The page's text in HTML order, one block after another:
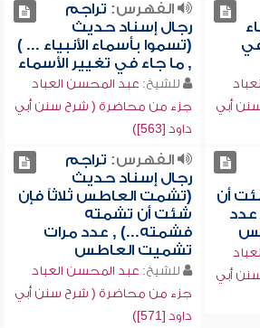
في
أبي
الفهرس: تراجم
رجال إسناد حديث
(تسموا بأسماء الأنبياء ... )
, ما جاء في تغيير الأسماء
للشيخ: عبد المحسن العباد
جزء من محاضرة ( شرح سنن أبي
داود [563])
أن
أبي
الفهرس: تراجم
رجال إسناد حديث
(تشمت العاطس ثلاثاً فإن
شئت أن تشمته
فشمته...) , عدد مرات
تشميت العاطس
للشيخ: عبد المحسن العباد
جزء من محاضرة ( شرح سنن أبي
داود [571])